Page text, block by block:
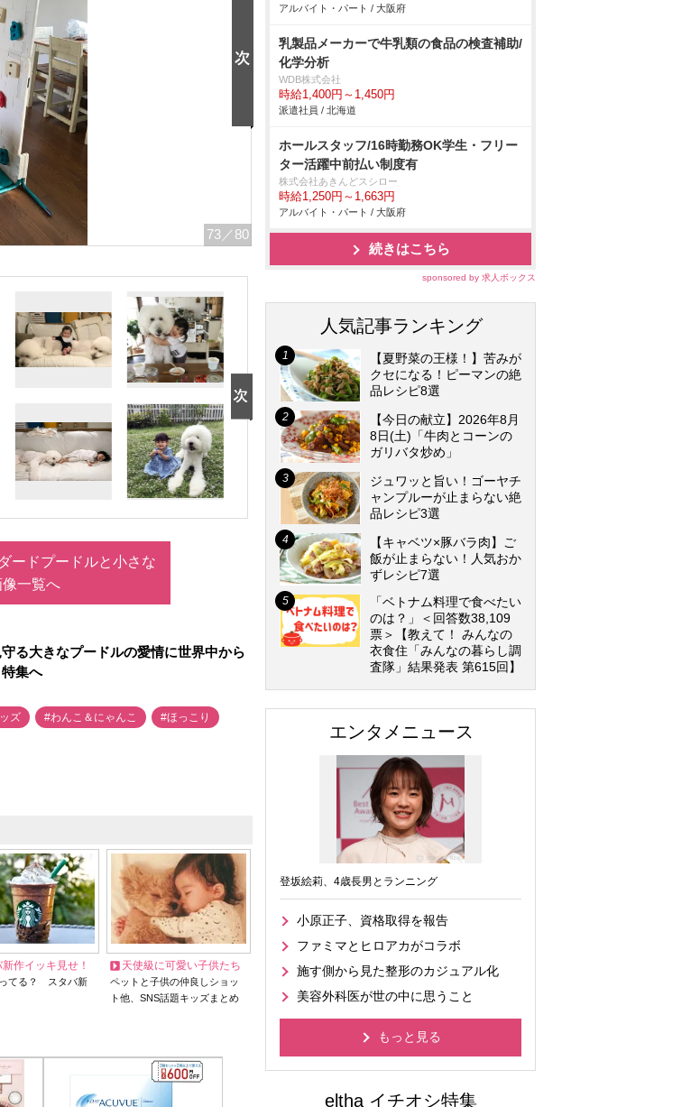
73 ／80
ードプードルと小さな
一覧へ
る大きなプードルの愛情に世界中から
集へ
ズ #わんこ＆にゃんこ #ほっこり
作イッキ見せ！
てる？ スタバ新
天使級に可愛い子供たち
ペットと子供の仲良しショッ
ト他、SNS話題キッズまとめ
アルバイト・パート / 大阪府
乳製品メーカーで牛乳類の食品の検査補助/
化学分析
WDB株式会社
時給1,400円～1,450円
派遣社員 / 北海道
ホールスタッフ/16時勤務OK学生・フリー
ター活躍中前払い制度有
株式会社あきんどスシロー
時給1,250円～1,663円
アルバイト・パート / 大阪府
続きはこちら
sponsored by 求人ボックス
人気記事ランキング
【夏野菜の王様！】苦みが
クセになる！ピーマンの絶
品レシピ8選
【今日の献立】2026年8月
8日(土)「牛肉とコーンの
ガリバタ炒め」
ジュワッと旨い！ゴーヤチ
ャンプルーが止まらない絶
品レシピ3選
【キャベツ×豚バラ肉】ご
飯が止まらない！人気おか
ずレシピ7選
「ベトナム料理で食べたい
のは？」＜回答数38,109
票＞【教えて！ みんなの
衣食住「みんなの暮らし調
査隊」結果発表 第615回】
エンタメニュース
登坂絵莉、4歳長男とランニング
小原正子、資格取得を報告
ファミマとヒロアカがコラボ
施す側から見た整形のカジュアル化
美容外科医が世の中に思うこと
もっと見る